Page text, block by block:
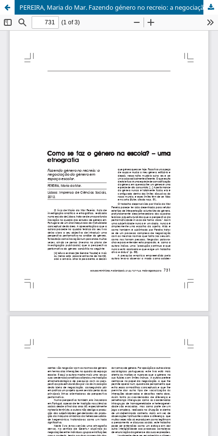
PEREIRA, Maria do Mar. Fazendo género no recreio: a negociação do género em espaço escolar.